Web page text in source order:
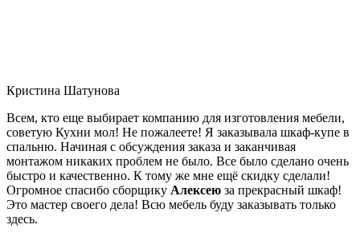
Кристина Шатунова
Всем, кто еще выбирает компанию для изготовления мебели,
советую Кухни мол! Не пожалеете! Я заказывала шкаф-купе в
спальню. Начиная с обсуждения заказа и заканчивая
монтажом никаких проблем не было. Все было сделано очень
быстро и качественно. К тому же мне ещё скидку сделали!
Огромное спасибо сборщику Алексею за прекрасный шкаф!
Это мастер своего дела! Всю мебель буду заказывать только
здесь.